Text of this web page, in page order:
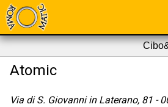
Atomic
Via di S. Giovanni in Laterano, 81 -